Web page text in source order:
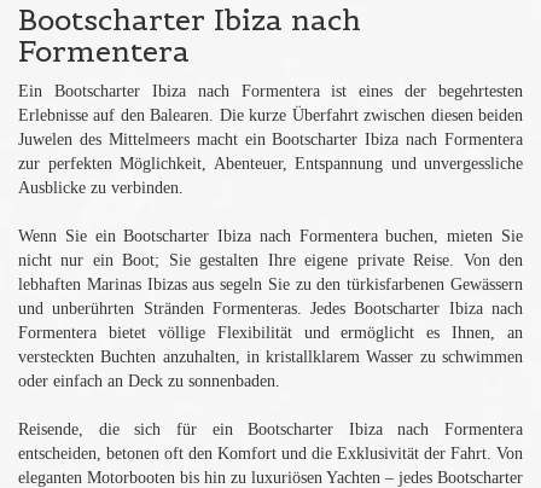
Bootscharter Ibiza nach
Formentera
Ein Bootscharter Ibiza nach Formentera ist eines der begehrtesten
Erlebnisse auf den Balearen. Die kurze Überfahrt zwischen diesen beiden
Juwelen des Mittelmeers macht ein Bootscharter Ibiza nach Formentera
zur perfekten Möglichkeit, Abenteuer, Entspannung und unvergessliche
Ausblicke zu verbinden.
Wenn Sie ein Bootscharter Ibiza nach Formentera buchen, mieten Sie
nicht nur ein Boot; Sie gestalten Ihre eigene private Reise. Von den
lebhaften Marinas Ibizas aus segeln Sie zu den türkisfarbenen Gewässern
und unberührten Stränden Formenteras. Jedes Bootscharter Ibiza nach
Formentera bietet völlige Flexibilität und ermöglicht es Ihnen, an
versteckten Buchten anzuhalten, in kristallklarem Wasser zu schwimmen
oder einfach an Deck zu sonnenbaden.
Reisende, die sich für ein Bootscharter Ibiza nach Formentera
entscheiden, betonen oft den Komfort und die Exklusivität der Fahrt. Von
eleganten Motorbooten bis hin zu luxuriösen Yachten – jedes Bootscharter